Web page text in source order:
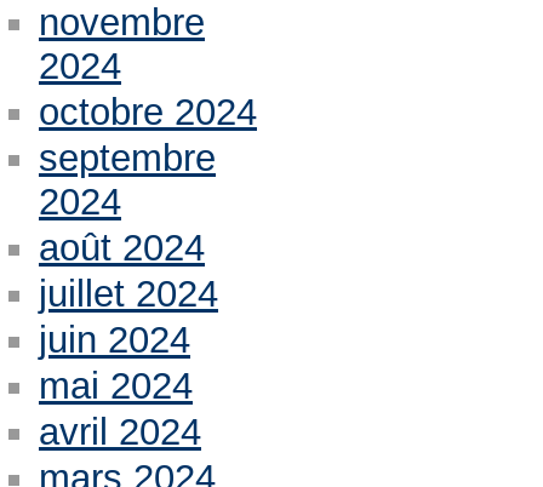
novembre
2024
octobre 2024
septembre
2024
août 2024
juillet 2024
juin 2024
mai 2024
avril 2024
mars 2024